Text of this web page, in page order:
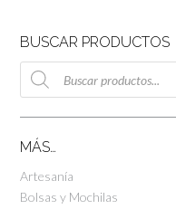
BUSCAR PRODUCTOS
Búsqueda
de
productos
MÁS…
Artesanía
Bolsas y Mochilas